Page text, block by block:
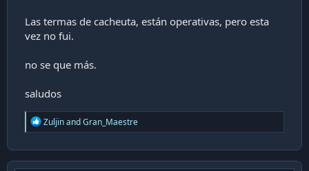
Las termas de cacheuta, están operativas, pero esta
vez no fui.
no se que más.
saludos
R
e
c
t
ZuljinandGran_Maestre